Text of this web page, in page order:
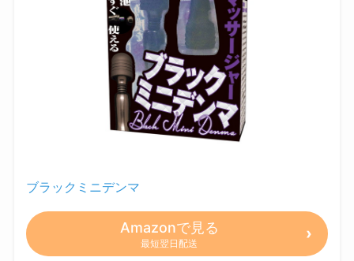
ブラックミニデンマ
Amazonで見る
最短翌日配送